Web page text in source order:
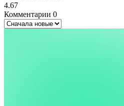
4.67
Комментарии 0